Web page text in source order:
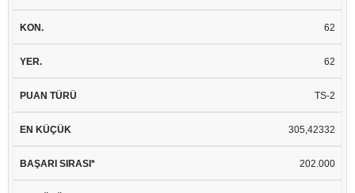
62
62
TS-2
305,42332
202.000